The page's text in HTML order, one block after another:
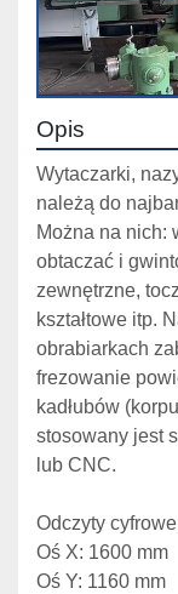
Opis
Wytaczarki,
należą do
Można na nich:
obtaczać i
zewnętrzne,
kształtowe itp.
obrabiarkach
frezowanie
kadłubów
stosowany jest
lub CNC.
Odczyty cyfrowe
Oś X: 1600 mm
Oś Y: 1160 mm